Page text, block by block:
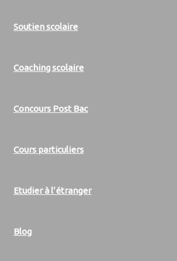
Soutien scolaire
Coaching scolaire
Concours Post Bac
Cours particuliers
Etudier à l’étranger
Blog